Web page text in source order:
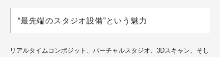
“最先端のスタジオ設備”という魅力
リアルタイムコンポジット、バーチャルスタジオ、3Dスキャン、そし